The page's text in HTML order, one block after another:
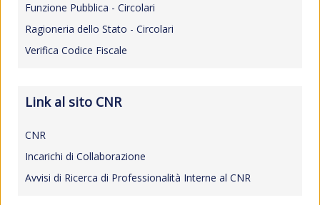
Funzione Pubblica - Circolari
Ragioneria dello Stato - Circolari
Verifica Codice Fiscale
Link al sito CNR
CNR
Incarichi di Collaborazione
Avvisi di Ricerca di Professionalità Interne al CNR